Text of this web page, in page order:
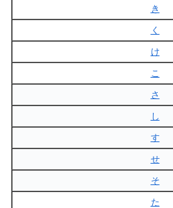
き
く
け
こ
さ
し
す
せ
そ
た